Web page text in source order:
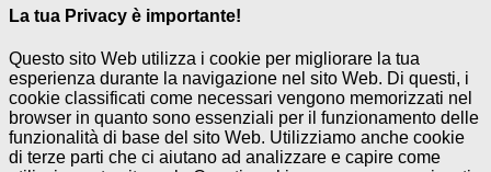
La tua Privacy è importante!
Questo sito Web utilizza i cookie per migliorare la tua
esperienza durante la navigazione nel sito Web. Di questi, i
cookie classificati come necessari vengono memorizzati nel
browser in quanto sono essenziali per il funzionamento delle
funzionalità di base del sito Web. Utilizziamo anche cookie
di terze parti che ci aiutano ad analizzare e capire come